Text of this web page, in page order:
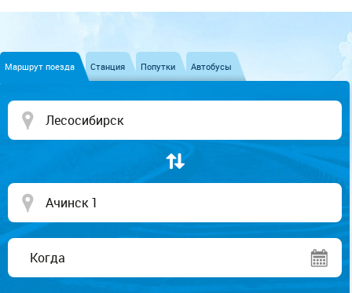
Маршрут поезда Станция Попутки Автобусы